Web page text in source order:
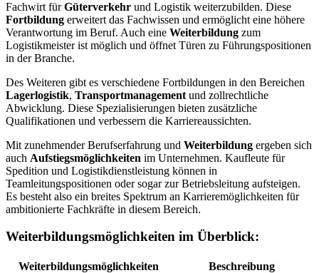
Fachwirt fürGüterverkehr und Logistik weiterzubilden. Diese
Fortbildung erweitert das Fachwissen und ermöglicht eine höhere
Verantwortung im Beruf. Auch eine Weiterbildung zum
Logistikmeister ist möglich und öffnet Türen zu Führungspositionen
in der Branche.
Des Weiteren gibt es verschiedene Fortbildungen in den Bereichen
Lagerlogistik, Transportmanagement und zollrechtliche
Abwicklung. Diese Spezialisierungen bieten zusätzliche
Qualifikationen und verbessern die Karriereaussichten.
Mit zunehmender Berufserfahrung und Weiterbildung ergeben sich
auch Aufstiegsmöglichkeiten im Unternehmen. Kaufleute für
Spedition und Logistikdienstleistung können in
Teamleitungspositionen oder sogar zur Betriebsleitung aufsteigen.
Es besteht also ein breites Spektrum an Karrieremöglichkeiten für
ambitionierte Fachkräfte in diesem Bereich.
Weiterbildungsmöglichkeiten im Überblick:
Weiterbildungsmöglichkeiten
Beschreibung